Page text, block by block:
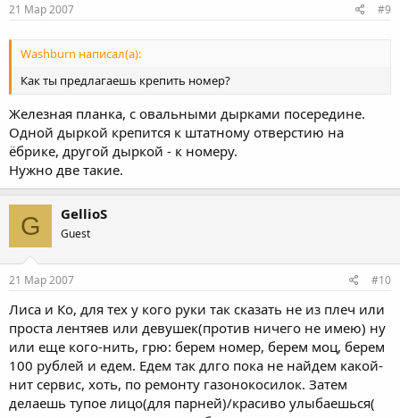
21 Мар 2007 #9
Washburn написал(а):
Как ты предлагаешь крепить номер?
Железная планка, с овальными дырками посередине.
Одной дыркой крепится к штатному отверстию на
ёбрике, другой дыркой - к номеру.
Нужно две такие.
G GellioS
Guest
21 Мар 2007 #10
Лиса и Ко, для тех у кого руки так сказать не из плеч или
проста лентяев или девушек(против ничего не имею) ну
или еще кого-нить, грю: берем номер, берем моц, берем
100 рублей и едем. Едем так длго пока не найдем какой-
нит сервис, хоть, по ремонту газонокосилок. Затем
делаешь тупое лицо(для парней)/красиво улыбаешься(